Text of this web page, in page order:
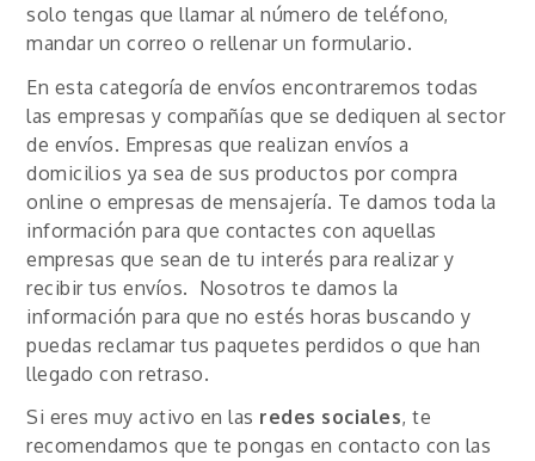
solo tengas que llamar al número de teléfono,
mandar un correo o rellenar un formulario.
En esta categoría de envíos encontraremos todas
las empresas y compañías que se dediquen al sector
de envíos. Empresas que realizan envíos a
domicilios ya sea de sus productos por compra
online o empresas de mensajería. Te damos toda la
información para que contactes con aquellas
empresas que sean de tu interés para realizar y
recibir tus envíos. Nosotros te damos la
información para que no estés horas buscando y
puedas reclamar tus paquetes perdidos o que han
llegado con retraso.
Si eres muy activo en las redes sociales, te
recomendamos que te pongas en contacto con las